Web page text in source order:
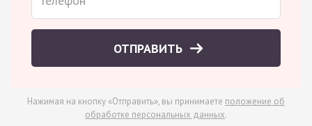
ОТПРАВИТЬ
Нажимая на кнопку «Отправить», вы принимаете положение об
обработке персональных данных.